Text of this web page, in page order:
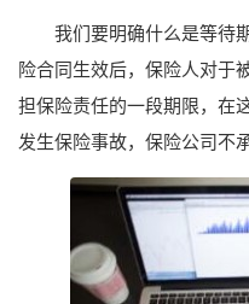
我们要明确什么是等待
险合同生效后，保险人对于
担保险责任的一段期限，在
发生保险事故，保险公司不